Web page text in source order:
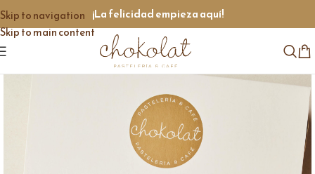
Skip to navigation
Skip to main content
¡La felicidad empieza aquí!